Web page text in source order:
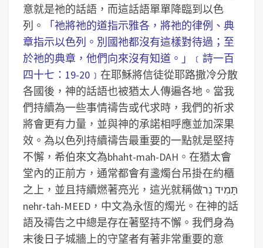
意就是祂的話語，而這話語單單降臨到以色
列。
「祂將祂的道指示雅各，將祂的律例、典
章指示以色列。別國祂都沒有這樣對待過；至
於祂的典章，他們向來沒有知道。」﹝詩一百
四十七：19-20﹞ 在耶穌將信徒從耶路撒冷分散
各國後，神的話語也被猶太人傳遍各地。當我
們持續為一些事情禱告或代求時，我們的祈求
將會更有力量，並與神的承諾相呼應並加深果
效。為以色列持續禱告最重要的一點就是堅持
不懈，希伯來文為bhaht-mah-DAH。在猶太會
堂內的正前方，通常都會有盞燭台吊掛在約櫃
之上，並且持續燃著亮光，這光就稱做תָּמִיד נֵר
nehr-tah-MEED，中文為永恆的燭光。在神的話
語及禱告之中總是存在著堅持不懈。我們身為
末後日子城牆上的守望者有著非常重要的意